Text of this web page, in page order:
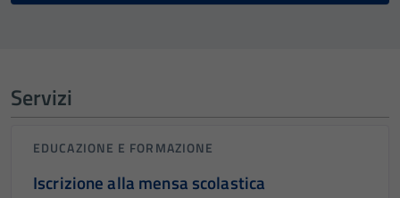
Servizi
EDUCAZIONE E FORMAZIONE
Iscrizione alla mensa scolastica